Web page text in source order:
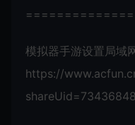
模拟器手游设置局域
https://
shareUid=73436848